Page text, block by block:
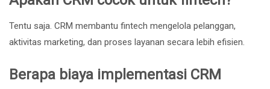
Tentu saja. CRM membantu fintech mengelola pelanggan,
aktivitas marketing, dan proses layanan secara lebih efisien.
Berapa biaya implementasi CRM